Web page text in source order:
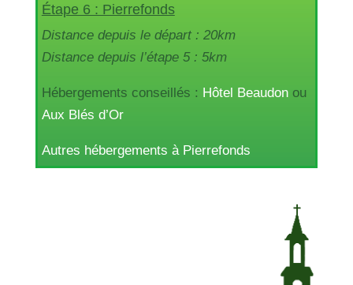
Étape 6 : Pierrefonds
Distance depuis le départ : 20km
Distance depuis l’étape 5 : 5km
Hébergements conseillés : Hôtel Beaudon ou
Aux Blés d’Or
Autres hébergements à Pierrefonds